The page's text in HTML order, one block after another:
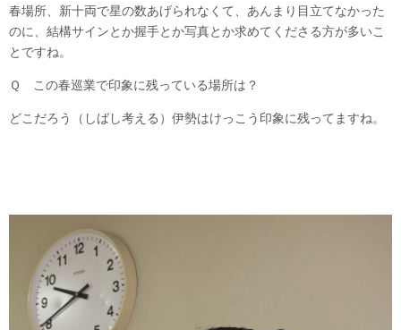
春場所、新十両で星の数あげられなくて、あんまり目立てなかった
のに、結構サインとか握手とか写真とか求めてくださる方が多いこ
とですね。
Ｑ この春巡業で印象に残っている場所は？
どこだろう（しばし考える）伊勢はけっこう印象に残ってますね。